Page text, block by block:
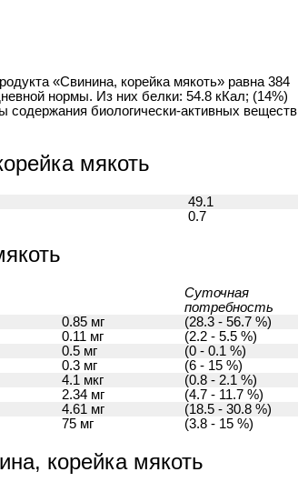
«Свинина, корейка мякоть» равна 384
нормы. Из них белки: 54.8 кКал; (14%)
биологически-активных веществ
мякоть
49.1
0.7
Суточная
потребность
0.85 мг
(28.3 - 56.7 %)
0.11 мг
(2.2 - 5.5 %)
0.5 мг
(0 - 0.1 %)
0.3 мг
(6 - 15 %)
4.1 мкг
(0.8 - 2.1 %)
2.34 мг
(4.7 - 11.7 %)
4.61 мг
(18.5 - 30.8 %)
75 мг (3.8 - 15 %)
корейка мякоть